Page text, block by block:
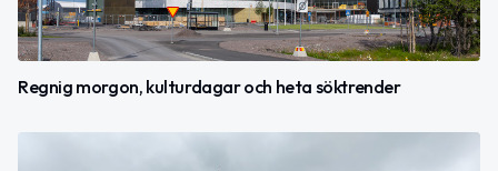
Regnig morgon, kulturdagar och heta söktrender